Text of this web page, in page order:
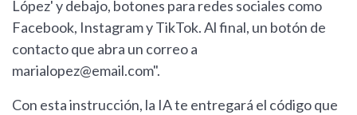
López' y debajo, botones para redes sociales como
Facebook, Instagram y TikTok. Al final, un botón de
contacto que abra un correo a
marialopez@email.com".
Con esta instrucción, la IA te entregará el código que